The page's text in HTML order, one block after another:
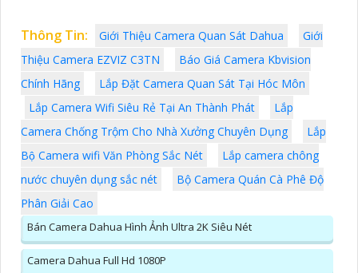
Thông Tin: Giới Thiệu Camera Quan Sát Dahua
Giới
Thiệu Camera EZVIZ C3TN
Báo Giá Camera Kbvision
Chính Hãng
Lắp Đặt Camera Quan Sát Tại Hóc Môn
Lắp Camera Wifi Siêu Rẻ Tại An Thành Phát
Lắp
Camera Chống Trộm Cho Nhà Xưởng Chuyên Dụng
Lắp
Bộ Camera wifi Văn Phòng Sắc Nét
Lắp camera chông
nước chuyên dụng sắc nét
Bộ Camera Quán Cà Phê Độ
Phân Giải Cao
Bán Camera Dahua Hình Ảnh Ultra 2K Siêu Nét
Camera Dahua Full Hd 1080P